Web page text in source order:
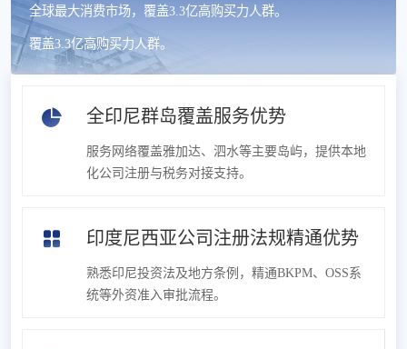
全球最大消费市场，覆盖3.3亿高购买力人群。
覆盖3.3亿高购买力人群。
全印尼群岛覆盖服务优势
服务网络覆盖雅加达、泗水等主要岛屿，提供本地
化公司注册与税务对接支持。
印度尼西亚公司注册法规精通优势
熟悉印尼投资法及地方条例，精通BKPM、OSS系
统等外资准入审批流程。